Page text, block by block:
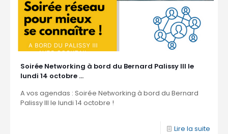
Soirée Networking à bord du Bernard Palissy III le
lundi 14 octobre …
A vos agendas : Soirée Networking à bord du Bernard
Palissy III le lundi 14 octobre !
Lire la suite